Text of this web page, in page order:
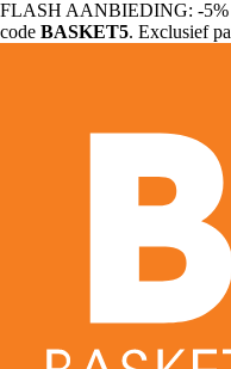
FLASH AANBIEDING: -5%
code BASKET5. Exclusief